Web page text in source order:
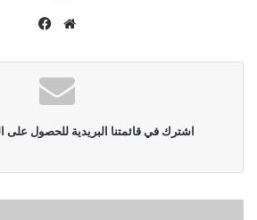
موقع
اشترك في قائمتنا البريدية للحصول على